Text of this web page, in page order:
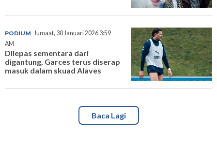
PODIUM Jumaat, 30 Januari 2026 3:59
AM
Dilepas sementara dari
digantung, Garces terus diserap
masuk dalam skuad Alaves
Baca Lagi